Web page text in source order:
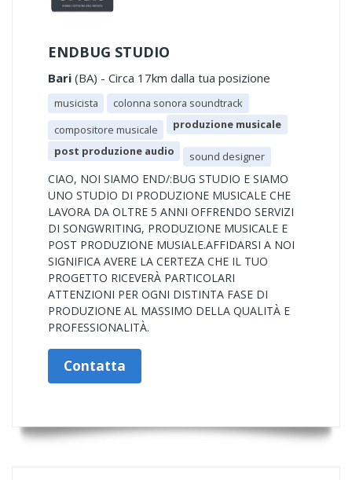
ENDBUG STUDIO
Bari (BA) - Circa 17km dalla tua posizione
musicista
colonna sonora soundtrack
compositore musicale
produzione musicale
post produzione audio
sound designer
CIAO, NOI SIAMO END/:BUG STUDIO E SIAMO
UNO STUDIO DI PRODUZIONE MUSICALE CHE
LAVORA DA OLTRE 5 ANNI OFFRENDO SERVIZI
DI SONGWRITING, PRODUZIONE MUSICALE E
POST PRODUZIONE MUSIALE.AFFIDARSI A NOI
SIGNIFICA AVERE LA CERTEZA CHE IL TUO
PROGETTO RICEVERÀ PARTICOLARI
ATTENZIONI PER OGNI DISTINTA FASE DI
PRODUZIONE AL MASSIMO DELLA QUALITÀ E
PROFESSIONALITÀ.
Contatta